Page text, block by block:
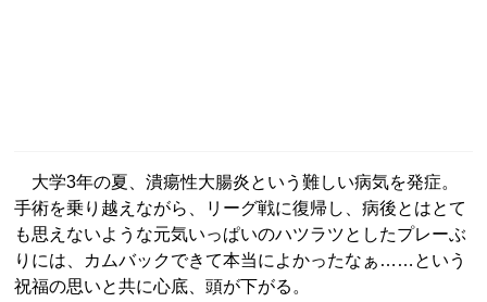
大学3年の夏、潰瘍性大腸炎という難しい病気を発症。
手術を乗り越えながら、リーグ戦に復帰し、病後とはとて
も思えないような元気いっぱいのハツラツとしたプレーぶ
りには、カムバックできて本当によかったなぁ……という
祝福の思いと共に心底、頭が下がる。